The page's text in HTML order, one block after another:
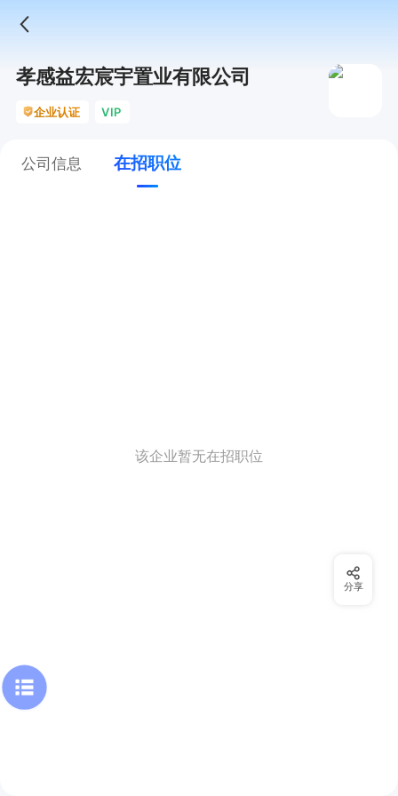
孝感益宏宸宇置业有限公司
企业认证 VIP
公司信息 在招职位
该企业暂无在招职位
分享